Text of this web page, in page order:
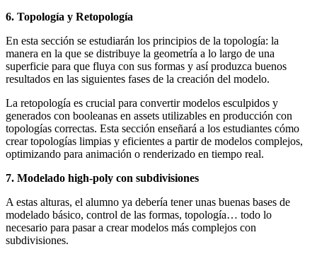
6. Topología y Retopología
En esta sección se estudiarán los principios de la topología: la
manera en la que se distribuye la geometría a lo largo de una
superficie para que fluya con sus formas y así produzca buenos
resultados en las siguientes fases de la creación del modelo.
La retopología es crucial para convertir modelos esculpidos y
generados con booleanas en assets utilizables en producción con
topologías correctas. Esta sección enseñará a los estudiantes cómo
crear topologías limpias y eficientes a partir de modelos complejos,
optimizando para animación o renderizado en tiempo real.
7. Modelado high-poly con subdivisiones
A estas alturas, el alumno ya debería tener unas buenas bases de
modelado básico, control de las formas, topología… todo lo
necesario para pasar a crear modelos más complejos con
subdivisiones.